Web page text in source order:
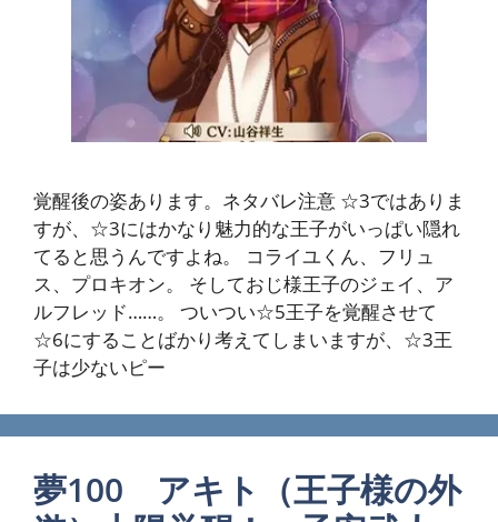
覚醒後の姿あります。ネタバレ注意 ☆3ではありま
すが、☆3にはかなり魅力的な王子がいっぱい隠れ
てると思うんですよね。 コライユくん、フリュ
ス、プロキオン。 そしておじ様王子のジェイ、ア
ルフレッド……。 ついつい☆5王子を覚醒させて
☆6にすることばかり考えてしまいますが、☆3王
子は少ないピー
夢100 アキト（王子様の外